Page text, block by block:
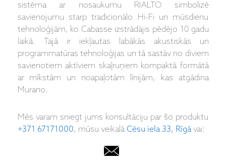
sistēma ar nosaukumu RIALTO simbolizē
savienojumu starp tradicionālo Hi-Fi un mūsdienu
tehnoloģijām, ko Cabasse izstrādājis pēdējo 10 gadu
laikā. Tajā ir iekļautas labākās akustiskās un
programmatūras tehnoloģijas un tā sastāv no diviem
savienotiem aktīviem skaļruņiem kompaktā formātā
ar mīkstām un noapaļotām līnijām, kas atgādina
Murano.
Mēs varam sniegt jums konsultāciju par šo produktu
+371 67171000, mūsu veikalāCēsu iela 33, Rīgāvai: